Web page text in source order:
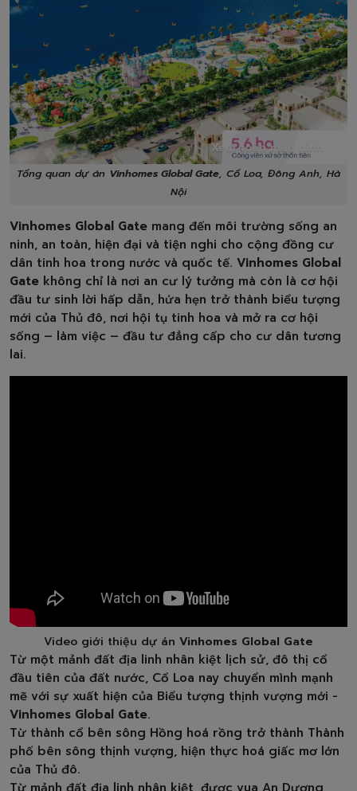
Xem toàn màn hình
Tổng quan dự án Vinhomes Global Gate, Cổ Loa, Đông Anh, Hà
Nội
Vinhomes Global Gate mang đến môi trường sống an
ninh, an toàn, hiện đại và tiện nghi cho cộng đồng cư
dân tinh hoa trong nước và quốc tế. Vinhomes Global
Gate không chỉ là nơi an cư lý tưởng mà còn là cơ hội
đầu tư sinh lời hấp dẫn, hứa hẹn trở thành biểu tượng
mới của Thủ đô, nơi hội tụ tinh hoa và mở ra cơ hội
sống – làm việc – đầu tư đẳng cấp cho cư dân tương
lai.
Video giới thiệu dự án Vinhomes Global Gate
Từ một mảnh đất địa linh nhân kiệt lịch sử, đô thị cổ
đầu tiên của đất nước, Cổ Loa nay chuyển mình mạnh
mẽ với sự xuất hiện của Biểu tượng thịnh vượng mới -
Vinhomes Global Gate.
Từ thành cổ bên sông Hồng hoá rồng trở thành Thành
phố bên sông thịnh vượng, hiện thực hoá giấc mơ lớn
của Thủ đô.